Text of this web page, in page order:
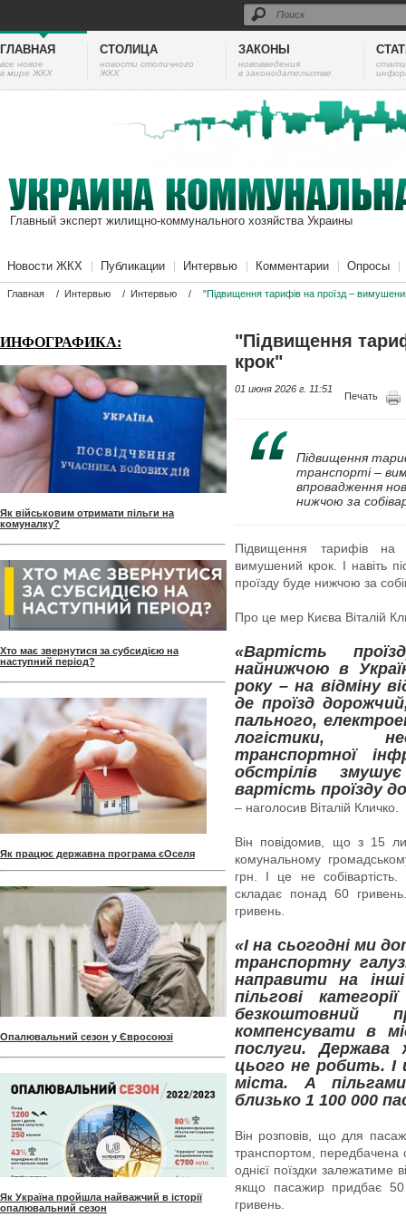
ГЛАВНАЯ
все новое
в мире ЖКХ
СТОЛИЦА
новости столичного
ЖКХ
ЗАКОНЫ
нововведения
в законодательстве
Главный эксперт жилищно-коммунального хозяйства Украины
Новости ЖКХ Публикации Интервью Комментарии Опросы
Главная / Интервью / Интервью / "Підвищення тарифів на проїзд –
ИНФОГРАФИКА:
Як військовим отримати пільги на
комуналку?
Хто має звернутися за субсидією на
наступний період?
Як працює державна програма єОселя
Опалювальний сезон у Євросоюзі
Як Україна пройшла найважчий в історії
опалювальний сезон
"Підвищення
крок"
01 июня 2026 г. 11:51
Печать
Підвищення
транспорті –
впровадження
нижчою за
Підвищення тарифів на
вимушений крок. І навіть
проїзду буде нижчою за
Про це мер Києва Віталій
«Вартість
найнижчою в
року – на відміну
де проїзд
пального,
логістики,
транспортної
обстрілів
вартість проїзду
– наголосив Віталій Кличко.
Він повідомив, що з 15
комунальному
грн. І це не собівартість.
складає понад 60
гривень.
«І на сьогодні ми
транспортну
направити на
пільгові
безкоштовний
компенсувати в
послуги. Держава
цього не робить. І
міста. А
близько 1 100 000
Він розповів, що для
транспортом, передбачена
однієї поїздки залежатиме
якщо пасажир придбає
гривень.